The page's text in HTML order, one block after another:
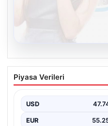
Kelebek.Org İle
Adresi Ve Chat
sağlaması büyük bir önem
Günümüzde birçok…
Piyasa Verileri
USD
EUR